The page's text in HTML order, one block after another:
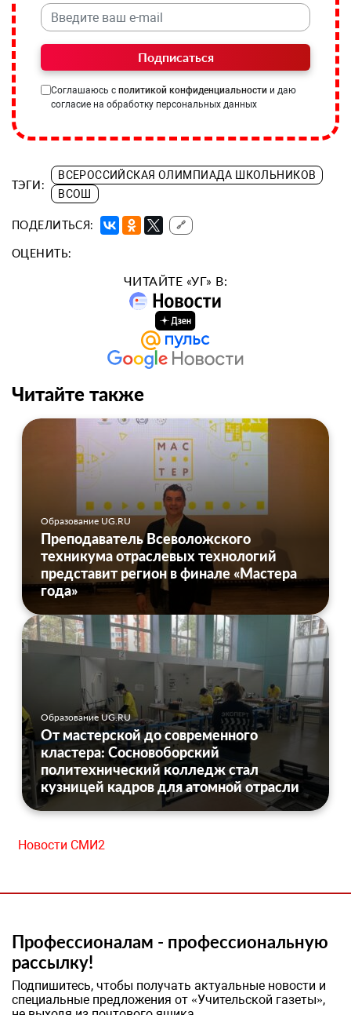
Подписаться
Соглашаюсь с политикой конфиденциальности и даю
согласие на обработку персональных данных
ТЭГИ:
ВСЕРОССИЙСКАЯ ОЛИМПИАДА ШКОЛЬНИКОВ
ВСОШ
ПОДЕЛИТЬСЯ: 🔗
ОЦЕНИТЬ:
ЧИТАЙТЕ «УГ» В:
Читайте также
Образование UG.RU
Преподаватель Всеволожского
техникума отраслевых технологий
представит регион в финале «Мастера
года»
Образование UG.RU
От мастерской до современного
кластера: Сосновоборский
политехнический колледж стал
кузницей кадров для атомной отрасли
Новости СМИ2
Профессионалам - профессиональную
рассылку!
Подпишитесь, чтобы получать актуальные новости и
специальные предложения от «Учительской газеты»,